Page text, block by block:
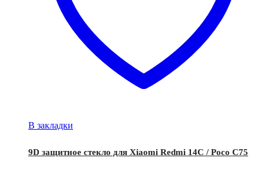
В закладки
9D защитное стекло для Xiaomi Redmi 14C / Poco C75